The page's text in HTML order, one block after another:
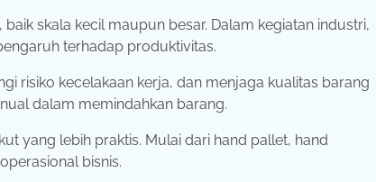
skala kecil maupun besar. Dalam kegiatan industri,
terhadap produktivitas.
risiko kecelakaan kerja, dan menjaga kualitas barang
dalam memindahkan barang.
yang lebih praktis. Mulai dari hand pallet, hand
bisnis.